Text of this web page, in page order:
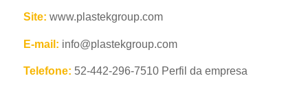
Site: www.plastekgroup.com
E-mail: info@plastekgroup.com
Telefone: 52-442-296-7510 Perfil da empresa